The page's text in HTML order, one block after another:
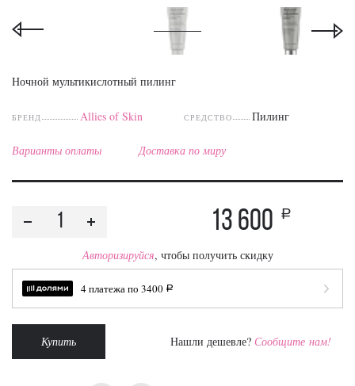
Ночной мультикислотный пилинг
БРЕНД Allies of Skin СРЕДСТВО Пилинг
Варианты оплаты Доставка по миру
13 600 a
Авторизируйся, чтобы получить скидку
4 платежа по 3400 a
Купить Нашли дешевле? Сообщите нам!